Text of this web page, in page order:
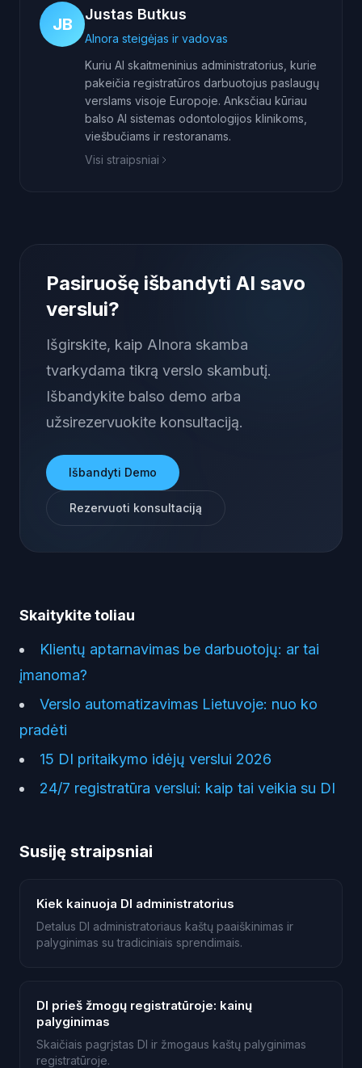
JB
Justas Butkus
AInora steigėjas ir vadovas
Kuriu AI skaitmeninius administratorius, kurie
pakeičia registratūros darbuotojus paslaugų
verslams visoje Europoje. Anksčiau kūriau
balso AI sistemas odontologijos klinikoms,
viešbučiams ir restoranams.
Visi straipsniai
Pasiruošę išbandyti AI savo
verslui?
Išgirskite, kaip AInora skamba
tvarkydama tikrą verslo skambutį.
Išbandykite balso demo arba
užsirezervuokite konsultaciją.
Išbandyti Demo
Rezervuoti konsultaciją
Skaitykite toliau
Klientų aptarnavimas be darbuotojų: ar tai
įmanoma?
Verslo automatizavimas Lietuvoje: nuo ko
pradėti
15 DI pritaikymo idėjų verslui 2026
24/7 registratūra verslui: kaip tai veikia su DI
Susiję straipsniai
Kiek kainuoja DI administratorius
Detalus DI administratoriaus kaštų paaiškinimas ir
palyginimas su tradiciniais sprendimais.
DI prieš žmogų registratūroje: kainų
palyginimas
Skaičiais pagrįstas DI ir žmogaus kaštų palyginimas
registratūroje.